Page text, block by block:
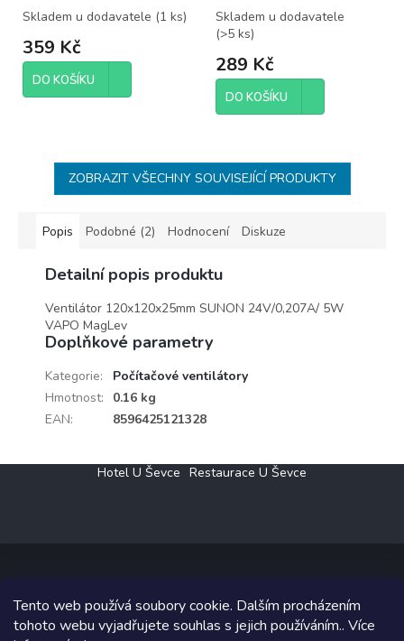
Tento web používá soubory cookie. Dalším procházením
tohoto webu vyjadřujete souhlas s jejich používáním.. Více
Skladem u dodavatele (1 ks)
359 Kč
DO KOŠÍKU
Skladem u dodavatele
(>5 ks)
289 Kč
DO KOŠÍKU
ZOBRAZIT VŠECHNY SOUVISEJÍCÍ PRODUKTY
Popis Podobné (2) Hodnocení Diskuze
Detailní popis produktu
Ventilátor 120x120x25mm SUNON 24V/0,207A/ 5W
VAPO MagLev
Doplňkové parametry
Kategorie:
Počítačové ventilátory
Hmotnost:
0.16 kg
EAN: 8596425121328
Hotel U Ševce Restaurace U Ševce
Copyright 2026Elektro Klesný s.r.o.. Všechna práva vyhrazena.